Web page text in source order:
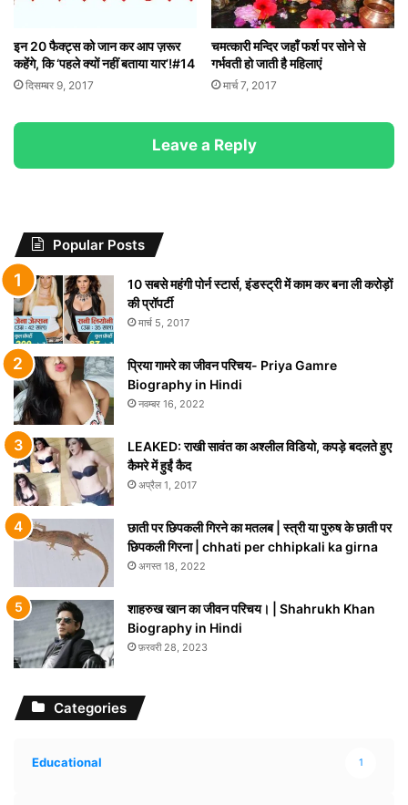
इन 20 फैक्ट्स को जान कर आप ज़रूर
कहेंगे, कि ‘पहले क्यों नहीं बताया यार’!#14
दिसम्बर 9, 2017
चमत्कारी मन्दिर जहाँ फर्श पर सोने से
गर्भवती हो जाती है महिलाएं
मार्च 7, 2017
Leave a Reply
Popular Posts
10 सबसे महंगी पोर्न स्टार्स, इंडस्ट्री में काम कर बना ली करोड़ों
की प्रॉपर्टी
मार्च 5, 2017
प्रिया गामरे का जीवन परिचय- Priya Gamre
Biography in Hindi
नवम्बर 16, 2022
LEAKED: राखी सावंत का अश्लील विडियो, कपड़े बदलते हुए
कैमरे में हुईं कैद
अप्रैल 1, 2017
छाती पर छिपकली गिरने का मतलब | स्त्री या पुरुष के छाती पर
छिपकली गिरना | chhati per chhipkali ka girna
अगस्त 18, 2022
शाहरुख खान का जीवन परिचय। | Shahrukh Khan
Biography in Hindi
फ़रवरी 28, 2023
Categories
Educational 1